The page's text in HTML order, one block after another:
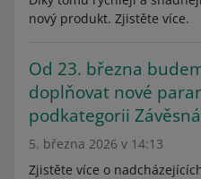
nový produkt. Zjistěte více.
Od 23. března
doplňovat nové
podkategorii
5. března 2026 v 14:13
Zjistěte více o